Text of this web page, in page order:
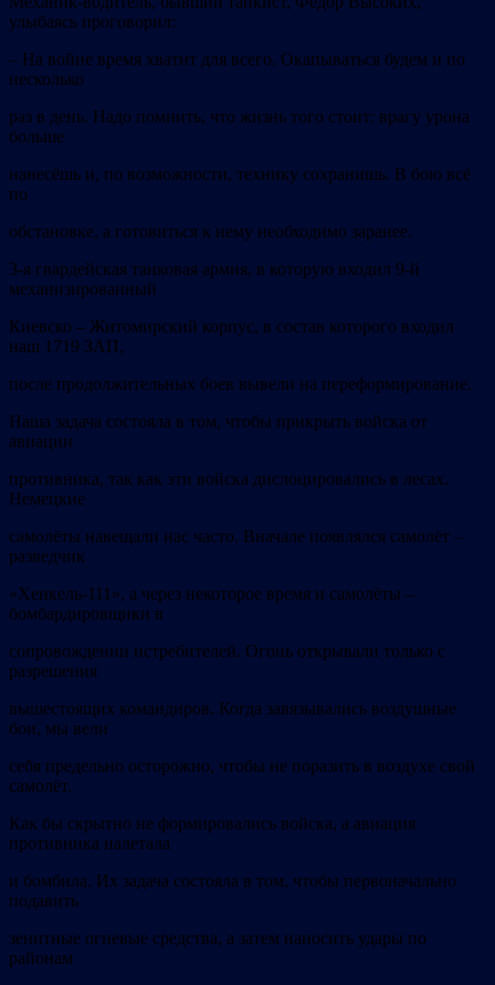
улыбаясь проговорил:
– На войне время хватит для всего. Окапываться будем и по
несколько
раз в день. Надо помнить, что жизнь того стоит: врагу урона
больше
нанесёшь и, по возможности, технику сохранишь. В бою всё
по
обстановке, а готовиться к нему необходимо заранее.
3-я гвардейская танковая армия, в которую входил 9-й
механизированный
Киевско – Житомирский корпус, в состав которого входил
наш 1719 ЗАП,
после продолжительных боев вывели на переформирование.
Наша задача состояла в том, чтобы прикрыть войска от
авиации
противника, так как эти войска дислоцировались в лесах.
Немецкие
самолёты навещали нас часто. Вначале появлялся самолёт –
разведчик
«Хенкель-111», а через некоторое время и самолёты –
бомбардировщики в
сопровождении истребителей. Огонь открывали только с
разрешения
вышестоящих командиров. Когда завязывались воздушные
бои, мы вели
себя предельно осторожно, чтобы не поразить в воздухе свой
самолёт.
Как бы скрытно не формировались войска, а авиация
противника налетала
и бомбила. Их задача состояла в том, чтобы первоначально
подавить
зенитные огневые средства, а затем наносить удары по
районам